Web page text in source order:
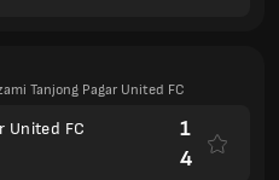
Tanjong Pagar United FC
United FC
1
4